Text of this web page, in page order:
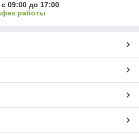
09:00 до 17:00
работы